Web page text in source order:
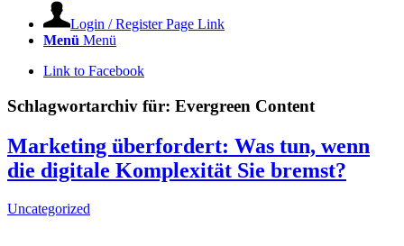
Login / Register Page Link
Menü Menü
Link to Facebook
Schlagwortarchiv für: Evergreen Content
Marketing überfordert: Was tun, wenn
die digitale Komplexität Sie bremst?
Uncategorized